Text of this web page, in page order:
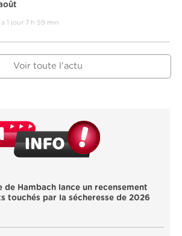
a 1 jour 7 h 59 min
Voir toute l'actu
de Hambach lance un recensement
touchés par la sécheresse de 2026